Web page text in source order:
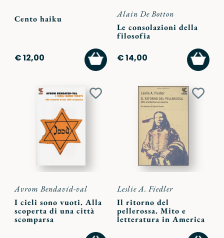
Cento haiku
€ 12,00
AGGIUNGI
AL
CARRELLO
Alain De Botton
Le consolazioni della
filosofia
€ 14,00
AL
Aggiungi
Avrom Bendavid-val
I cieli sono vuoti. Alla
scoperta di una città
scomparsa
Leslie A. Fiedler
Il ritorno del
pellerossa. Mito e
letteratura in America